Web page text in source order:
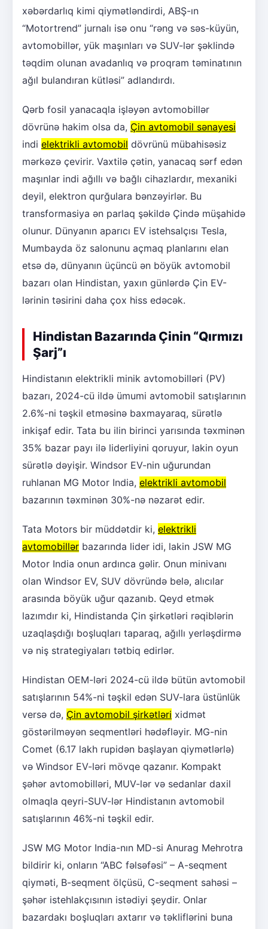
xəbərdarlıq kimi qiymətləndirdi, ABŞ-ın
“Motortrend” jurnalı isə onu “rəng və səs-küyün,
avtomobillər, yük maşınları və SUV-lər şəklində
təqdim olunan avadanlıq və proqram təminatının
ağıl bulandıran kütləsi” adlandırdı.
Qərb fosil yanacaqla işləyən avtomobillər
dövrünə hakim olsa da, Çin avtomobil sənayesi
indi elektrikli avtomobil dövrünü mübahisəsiz
mərkəzə çevirir. Vaxtilə çətin, yanacaq sərf edən
maşınlar indi ağıllı və bağlı cihazlardır, mexaniki
deyil, elektron qurğulara bənzəyirlər. Bu
transformasiya ən parlaq şəkildə Çində müşahidə
olunur. Dünyanın aparıcı EV istehsalçısı Tesla,
Mumbayda öz salonunu açmaq planlarını elan
etsə də, dünyanın üçüncü ən böyük avtomobil
bazarı olan Hindistan, yaxın günlərdə Çin EV-
lərinin təsirini daha çox hiss edəcək.
Hindistan Bazarında Çinin “Qırmızı
Şarj”ı
Hindistanın elektrikli minik avtomobilləri (PV)
bazarı, 2024-cü ildə ümumi avtomobil satışlarının
2.6%-ni təşkil etməsinə baxmayaraq, sürətlə
inkişaf edir. Tata bu ilin birinci yarısında təxminən
35% bazar payı ilə liderliyini qoruyur, lakin oyun
sürətlə dəyişir. Windsor EV-nin uğurundan
ruhlanan MG Motor India, elektrikli avtomobil
bazarının təxminən 30%-nə nəzarət edir.
Tata Motors bir müddətdir ki, elektrikli
avtomobillər bazarında lider idi, lakin JSW MG
Motor India onun ardınca gəlir. Onun minivanı
olan Windsor EV, SUV dövründə belə, alıcılar
arasında böyük uğur qazanıb. Qeyd etmək
lazımdır ki, Hindistanda Çin şirkətləri rəqiblərin
uzaqlaşdığı boşluqları taparaq, ağıllı yerləşdirmə
və niş strategiyaları tətbiq edirlər.
Hindistan OEM-ləri 2024-cü ildə bütün avtomobil
satışlarının 54%-ni təşkil edən SUV-lara üstünlük
versə də, Çin avtomobil şirkətləri xidmət
göstərilməyən seqmentləri hədəfləyir. MG-nin
Comet (6.17 lakh rupidən başlayan qiymətlərlə)
və Windsor EV-ləri mövqe qazanır. Kompakt
şəhər avtomobilləri, MUV-lər və sedanlar daxil
olmaqla qeyri-SUV-lər Hindistanın avtomobil
satışlarının 46%-ni təşkil edir.
JSW MG Motor India-nın MD-si Anurag Mehrotra
bildirir ki, onların “ABC fəlsəfəsi” – A-seqment
qiyməti, B-seqment ölçüsü, C-seqment sahəsi –
şəhər istehlakçısının istədiyi şeydir. Onlar
bazardakı boşluqları axtarır və təkliflərini buna